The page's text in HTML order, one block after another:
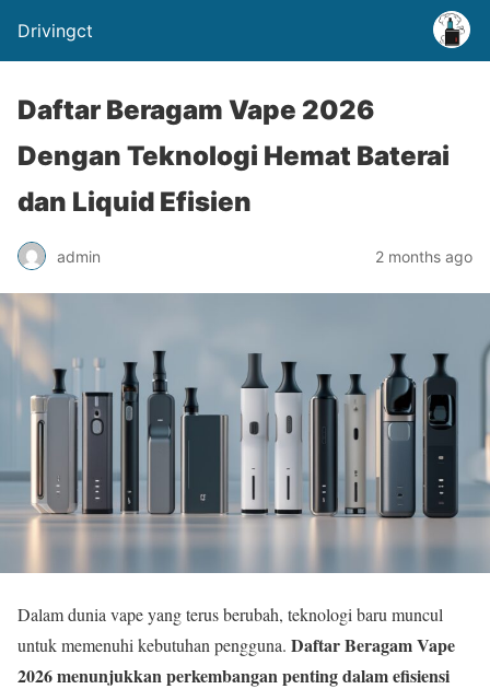
Drivingct
Daftar Beragam Vape 2026
Dengan Teknologi Hemat Baterai
dan Liquid Efisien
admin 2 months ago
Dalam dunia vape yang terus berubah, teknologi baru muncul
untuk memenuhi kebutuhan pengguna. Daftar Beragam Vape
2026 menunjukkan perkembangan penting dalam efisiensi